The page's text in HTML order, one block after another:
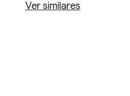
Ver similares